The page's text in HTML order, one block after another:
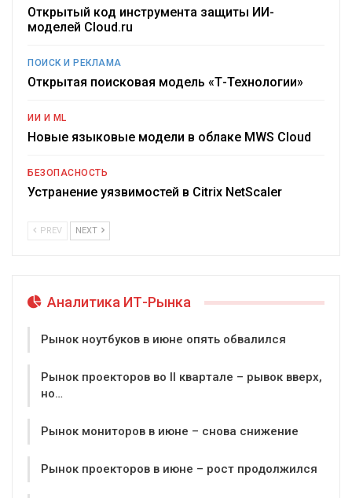
Открытый код инструмента защиты ИИ-
моделей Cloud.ru
ПОИСК И РЕКЛАМА
Открытая поисковая модель «Т-Технологии»
ИИ И ML
Новые языковые модели в облаке MWS Cloud
БЕЗОПАСНОСТЬ
Устранение уязвимостей в Citrix NetScaler
PREV NEXT
Аналитика ИТ-Рынка
Рынок ноутбуков в июне опять обвалился
Рынок проекторов во II квартале – рывок вверх,
но…
Рынок мониторов в июне – снова снижение
Рынок проекторов в июне – рост продолжился